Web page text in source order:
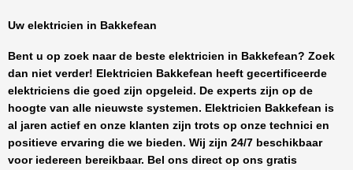
Uw elektricien in Bakkefean
Bent u op zoek naar de beste elektricien in Bakkefean? Zoek
dan niet verder! Elektricien Bakkefean heeft gecertificeerde
elektriciens die goed zijn opgeleid. De experts zijn op de
hoogte van alle nieuwste systemen. Elektricien Bakkefean is
al jaren actief en onze klanten zijn trots op onze technici en
positieve ervaring die we bieden. Wij zijn 24/7 beschikbaar
voor iedereen bereikbaar. Bel ons direct op ons gratis